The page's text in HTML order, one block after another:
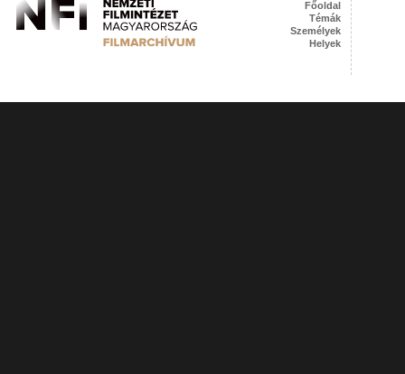
Főoldal
Témák
Személyek
Helyek